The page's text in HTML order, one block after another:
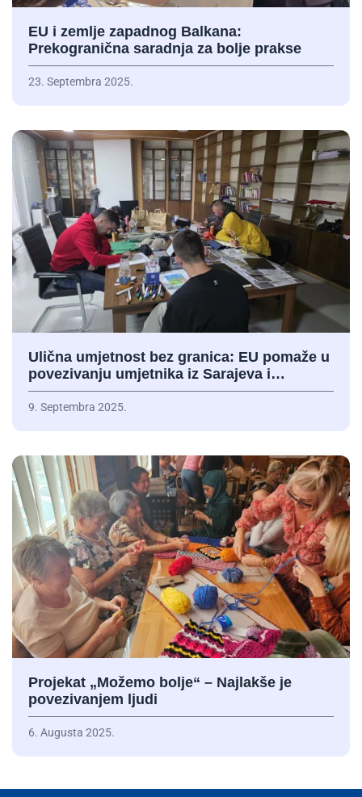
EU i zemlje zapadnog Balkana:
Prekogranična saradnja za bolje prakse
23. Septembra 2025.
Ulična umjetnost bez granica: EU pomaže u
povezivanju umjetnika iz Sarajeva i…
9. Septembra 2025.
Projekat „Možemo bolje“ – Najlakše je
povezivanjem ljudi
6. Augusta 2025.